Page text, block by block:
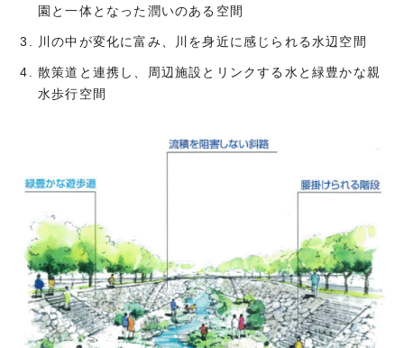
園と一体となった潤いのある空間
川の中が変化に富み、川を身近に感じられる水辺空間
散策道と連携し、周辺施設とリンクする水と緑豊かな親
水歩行空間